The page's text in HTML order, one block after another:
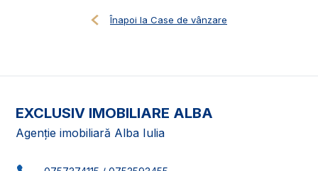
Înapoi la Case de vânzare
EXCLUSIV IMOBILIARE ALBA
Agenție imobiliară Alba Iulia